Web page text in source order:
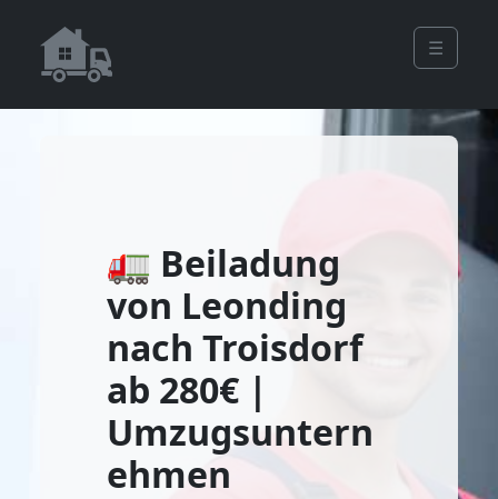
☰
🚛 Beiladung
von Leonding
nach Troisdorf
ab 280€ |
Umzugsuntern
ehmen